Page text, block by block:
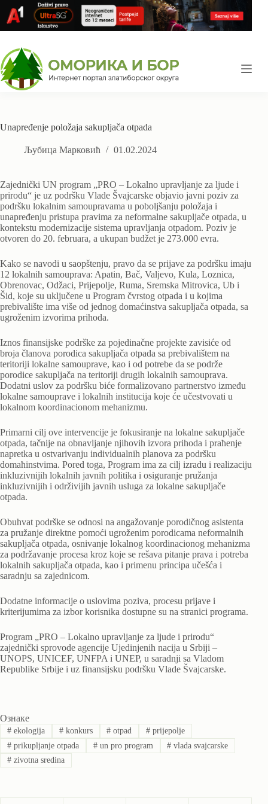
content
Unapređenje položaja sakupljača otpada
Љубица Марковић 01.02.2024
Zajednički UN program „PRO – Lokalno upravljanje za ljude i
prirodu“ je uz podršku Vlade Švajcarske objavio javni poziv za
podršku lokalnim samoupravama u poboljšanju položaja i
unapređenju pristupa pravima za neformalne sakupljače otpada, u
kontekstu modernizacije sistema upravljanja otpadom. Poziv je
otvoren do 20. februara, a ukupan budžet je 273.000 evra.
Kako se navodi u saopštenju, pravo da se prijave za podršku imaju
12 lokalnih samouprava: Apatin, Bač, Valjevo, Kula, Loznica,
Obrenovac, Odžaci, Prijepolje, Ruma, Sremska Mitrovica, Ub i
Šid, koje su uključene u Program čvrstog otpada i u kojima
prebivalište ima više od jednog domaćinstva sakupljača otpada, sa
ugroženim izvorima prihoda.
Iznos finansijske podrške za pojedinačne projekte zavisiće od
broja članova porodica sakupljača otpada sa prebivalištem na
teritoriji lokalne samouprave, kao i od potrebe da se podrže
porodice sakupljača na teritoriji drugih lokalnih samouprava.
Dodatni uslov za podršku biće formalizovano partnerstvo između
lokalne samouprave i lokalnih institucija koje će učestvovati u
lokalnom koordinacionom mehanizmu.
Primarni cilj ove intervencije je fokusiranje na lokalne sakupljače
otpada, tačnije na obnavljanje njihovih izvora prihoda i praћenje
napretka u ostvarivanju individualnih planova za podršku
domaћinstvima. Pored toga, Program ima za cilj izradu i realizaciju
inkluzivnijih lokalnih javnih politika i osiguranje pružanja
inkluzivnijih i održivijih javnih usluga za lokalne sakupljače
otpada.
Obuhvat podrške se odnosi na angažovanje porodičnog asistenta
za pružanje direktne pomoći ugroženim porodicama neformalnih
sakupljača otpada, osnivanje lokalnog koordinacionog mehanizma
za podržavanje procesa kroz koje se rešava pitanje prava i potreba
lokalnih sakupljača otpada, kao i primenu principa učešća i
saradnju sa zajednicom.
Dodatne informacije o uslovima poziva, procesu prijave i
kriterijumima za izbor korisnika dostupne su na stranici programa.
Program „PRO – Lokalno upravljanje za ljude i prirodu“
zajednički sprovode agencije Ujedinjenih nacija u Srbiji –
UNOPS, UNICEF, UNFPA i UNEP, u saradnji sa Vladom
Republike Srbije i uz finansijsku podršku Vlade Švajcarske.
Ознаке
#ekologija #konkurs # otpad # prijepolje
#prikupljanje otpada #un pro program # vlada svajcarske
#zivotna sredina